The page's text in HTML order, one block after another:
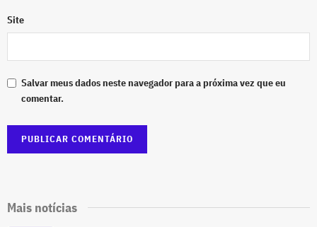
Site
Salvar meus dados neste navegador para a próxima vez que eu
comentar.
Mais notícias